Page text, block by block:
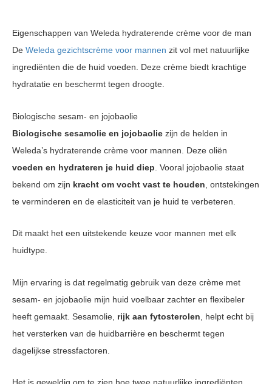
Eigenschappen van Weleda hydraterende crème voor de man
De Weleda gezichtscrème voor mannen zit vol met natuurlijke
ingrediënten die de huid voeden. Deze crème biedt krachtige
hydratatie en beschermt tegen droogte.
Biologische sesam- en jojobaolie
Biologische sesamolie en jojobaolie zijn de helden in
Weleda’s hydraterende crème voor mannen. Deze oliën
voeden en hydrateren je huid diep . Vooral jojobaolie staat
bekend om zijn kracht om vocht vast te houden , ontstekingen
te verminderen en de elasticiteit van je huid te verbeteren.
Dit maakt het een uitstekende keuze voor mannen met elk
huidtype.
Mijn ervaring is dat regelmatig gebruik van deze crème met
sesam- en jojobaolie mijn huid voelbaar zachter en flexibeler
heeft gemaakt. Sesamolie, rijk aan fytosterolen , helpt echt bij
het versterken van de huidbarrière en beschermt tegen
dagelijkse stressfactoren.